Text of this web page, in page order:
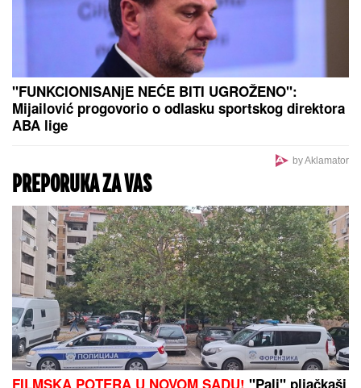
NOVAK ĐOKOVIĆ REAGOVAO ZBOG
SLIKE BIVŠEG MUŽA DRAGANE
MIRKOVIĆ
Potez slavnog tenisera iznenadio sve
- o ovome se i dalje priča